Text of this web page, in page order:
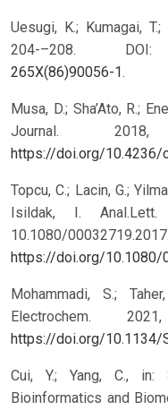
Uesugi, K.; Kumagai,
204-–208.
265X(86)90056-1.
Musa, D.; Sha’Ato, R.;
Journal.
https://doi.org/10.4236/
Topcu, C.; Lacin, G.;
Isildak, I.
10.1080/
https://doi.org/10.1080/
Mohammadi, S.;
Electrochem.
https://doi.org/10.1134/
Cui, Y.; Yang, C., in:
Bioinformatics and